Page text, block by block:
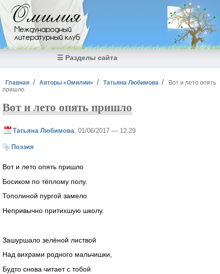
Перейти к основному содержанию
Омилия
Международный
литературный клуб
☰ Разделы сайта
Вы здесь
Главная Авторы «Омилии» Татьяна Любимова
Вот и лето опять
пришло
Вот и лето опять пришло
Татьяна Любимова , 01/06/2017 — 12:29
Поэзия
Вот и лето опять пришло
Босиком по тёплому полу.
Тополиной пургой замело
Непривычно притихшую школу.
Зашуршало зелёной листвой
Над вихрами родного мальчишки,
Будто снова читает с тобой